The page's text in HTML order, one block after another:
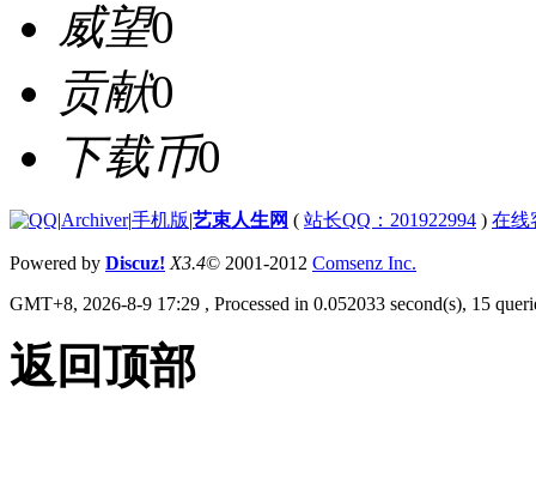
威望0
贡献0
下载币0
|Archiver|手机版|艺束人生网 ( 站长QQ：201922994 ) 在线
Powered by Discuz! X3.4© 2001-2012 Comsenz Inc.
GMT+8, 2026-8-9 17:29 , Processed in 0.052033 second(s), 15
返回顶部